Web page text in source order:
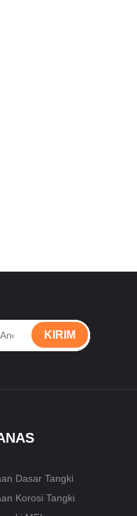
KIRIM
Dasar Tangki
Korosi Tangki